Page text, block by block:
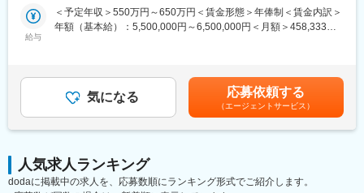
◇「健康でありたい」「美しくありたい」想いに応えるドラッグ
ストアチェーン。専門性の高いカウンセリング接客と、各店舗・
新人研修からマニュアル研修など必要な研修を希望し参加可能で
す。時間が無ければオンライン、オンデマンドでの復習もできま
す。当薬局は地域連携薬局、専門医療機関連携薬局も目指しま
を目指したい方のフォローもします。
日やる仕事を決めて業務を進めますので、効率的でメリハリのあ
る働き方が可能です。
・OTC販売 等
まえはら調剤薬局では、現在2名の薬剤師（40代1名、20代後半1
名）が在籍しています。入社後は2名を中心に薬局内スタッフ全員
給与
＜予定年収＞550万円～650万円＜賃金形態＞年俸制＜賃金内訳＞
年額（基本給）：5,500,000円～6,500,000円＜月額＞458,333円
選考を通じて上下する可能性があります。月給(月額)は固定手当を
含めた表記です。
気になる 応募依頼する
（エージェントサービス）
人気求人ランキング
dodaに掲載中の求人を、応募数順にランキング形式でご紹介します。